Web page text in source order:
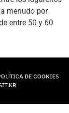
menudo por
entre 50 y 60
DE COOKIES